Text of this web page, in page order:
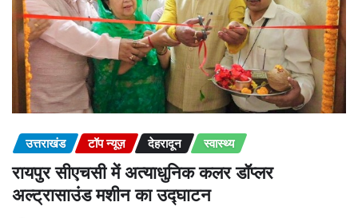
उत्तराखंड टॉप न्यूज़ देहरादून स्वास्थ्य
रायपुर सीएचसी में अत्याधुनिक कलर डॉप्लर
अल्ट्रासाउंड मशीन का उद्घाटन